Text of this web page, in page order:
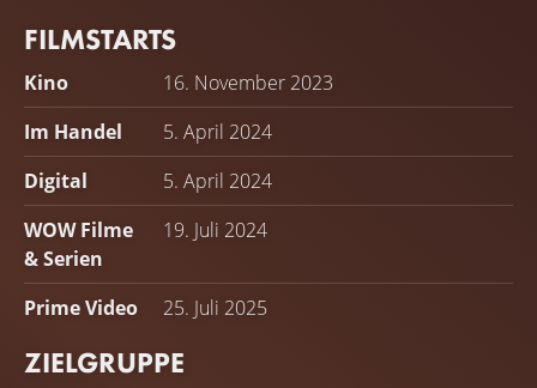
FILMSTARTS
Kino
16. November 2023
Im Handel
5. April 2024
Digital
5. April 2024
WOW Filme
& Serien
19. Juli 2024
Prime Video 25. Juli 2025
ZIELGRUPPE